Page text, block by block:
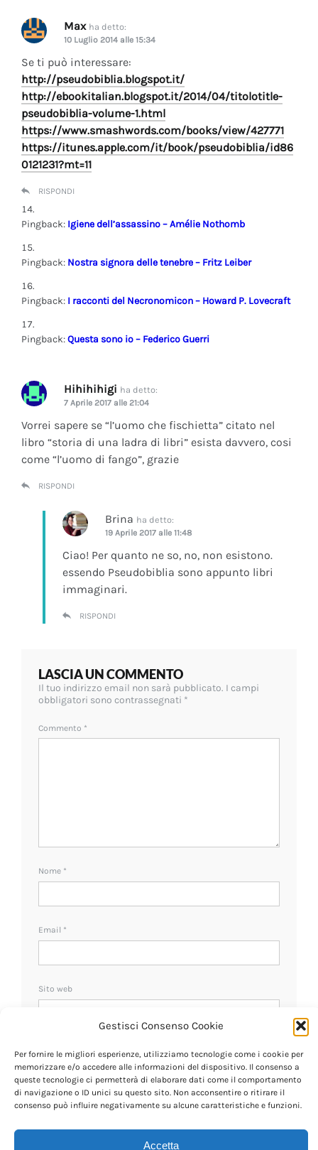
Gestisci Consenso Cookie
Per fornire le migliori esperienze, utilizziamo tecnologie come i cookie per
memorizzare e/o accedere alle informazioni del dispositivo. Il consenso a
queste tecnologie ci permetterà di elaborare dati come il comportamento
di navigazione o ID unici su questo sito. Non acconsentire o ritirare il
consenso può influire negativamente su alcune caratteristiche e funzioni.
Accetta
Max ha detto:
10 Luglio 2014 alle 15:34
Se ti può interessare:
http://pseudobiblia.blogspot.it/
http://ebookitalian.blogspot.it/2014/04/titolotitle-
pseudobiblia-volume-1.html
https://www.smashwords.com/books/view/427771
https://itunes.apple.com/it/book/pseudobiblia/id86
0121231?mt=11
RISPONDI
Pingback: Igiene dell’assassino – Amélie Nothomb
Pingback: Nostra signora delle tenebre – Fritz Leiber
Pingback: I racconti del Necronomicon – Howard P. Lovecraft
Pingback:Questa sono io – Federico Guerri
Hihihihigi ha detto:
7 Aprile 2017 alle 21:04
Vorrei sapere se “l’uomo che fischietta” citato nel
libro “storia di una ladra di libri” esista davvero, cosi
come “l’uomo di fango”, grazie
RISPONDI
Brina ha detto:
19 Aprile 2017 alle 11:48
Ciao! Per quanto ne so, no, non esistono.
essendo Pseudobiblia sono appunto libri
immaginari.
RISPONDI
LASCIA UN COMMENTO
Il tuo indirizzo email non sarà pubblicato. I campi
obbligatori sono contrassegnati *
Commento *
Nome *
Email *
Sito web